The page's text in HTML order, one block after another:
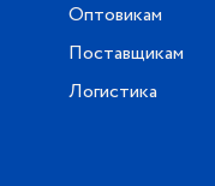
Оптовикам
Поставщикам
Логистика